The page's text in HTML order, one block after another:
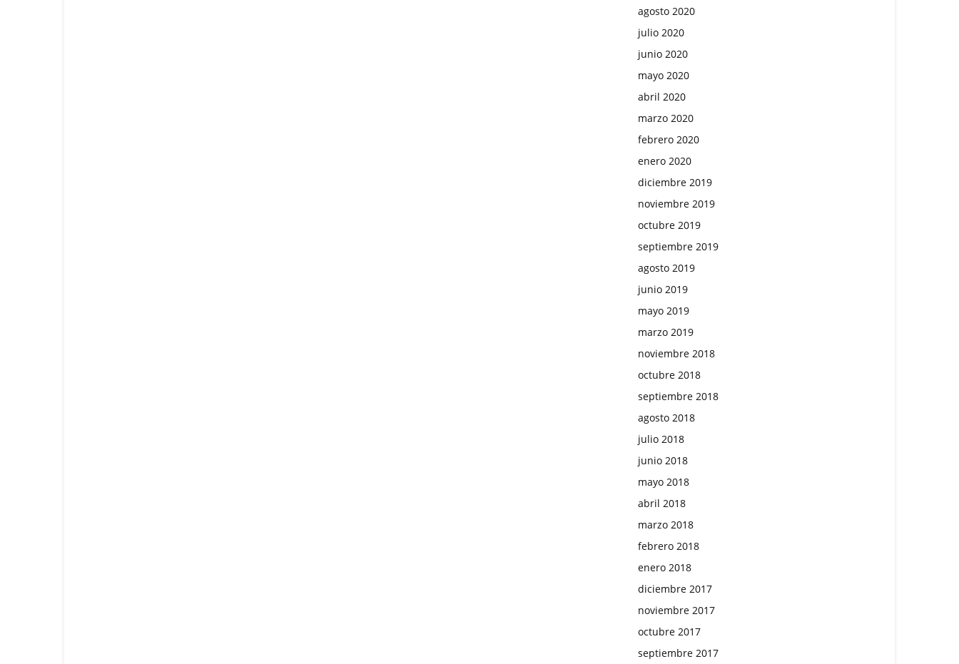
agosto 2020
julio 2020
junio 2020
mayo 2020
abril 2020
marzo 2020
febrero 2020
enero 2020
diciembre 2019
noviembre 2019
octubre 2019
septiembre 2019
agosto 2019
junio 2019
mayo 2019
marzo 2019
noviembre 2018
octubre 2018
septiembre 2018
agosto 2018
julio 2018
junio 2018
mayo 2018
abril 2018
marzo 2018
febrero 2018
enero 2018
diciembre 2017
noviembre 2017
octubre 2017
septiembre 2017